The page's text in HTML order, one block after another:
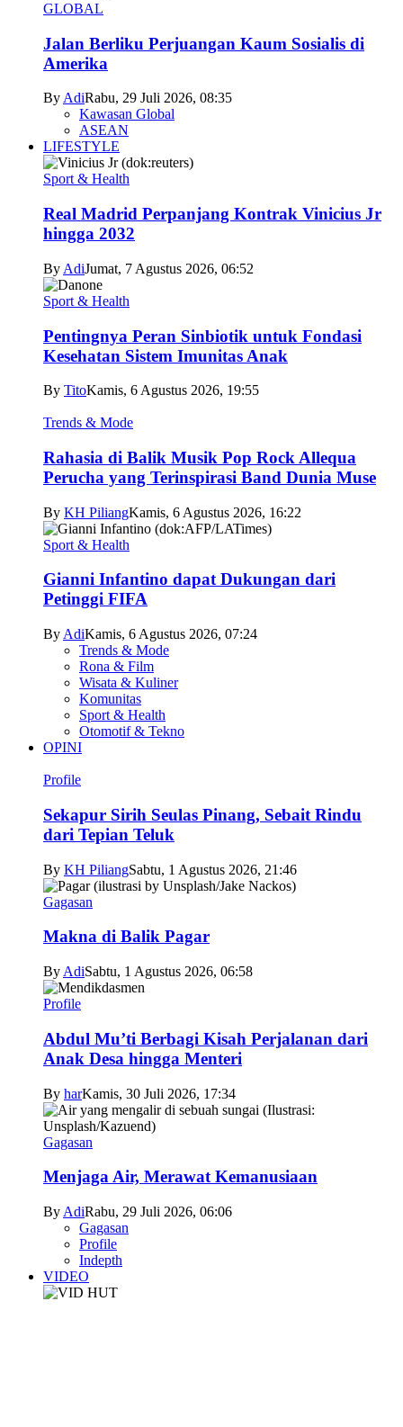
GLOBAL
Jalan Berliku Perjuangan Kaum Sosialis di
Amerika
ByAdiRabu, 29 Juli 2026, 08:35
Kawasan Global
ASEAN
LIFESTYLE
Sport & Health
Real Madrid Perpanjang Kontrak Vinicius Jr
hingga 2032
By AdiJumat, 7 Agustus 2026, 06:52
Sport & Health
Pentingnya Peran Sinbiotik untuk Fondasi
Kesehatan Sistem Imunitas Anak
By TitoKamis, 6 Agustus 2026, 19:55
Trends & Mode
Rahasia di Balik Musik Pop Rock Allequa
Perucha yang Terinspirasi Band Dunia Muse
By KH PiliangKamis, 6 Agustus 2026, 16:22
Sport & Health
Gianni Infantino dapat Dukungan dari
Petinggi FIFA
By AdiKamis, 6 Agustus 2026, 07:24
Trends & Mode
Rona & Film
Wisata & Kuliner
Komunitas
Sport & Health
Otomotif & Tekno
OPINI
Profile
Sekapur Sirih Seulas Pinang, Sebait Rindu
dari Tepian Teluk
By KH PiliangSabtu, 1 Agustus 2026, 21:46
Gagasan
Makna di Balik Pagar
By AdiSabtu, 1 Agustus 2026, 06:58
Profile
Abdul Mu’ti Berbagi Kisah Perjalanan dari
Anak Desa hingga Menteri
By harKamis, 30 Juli 2026, 17:34
Gagasan
Menjaga Air, Merawat Kemanusiaan
By AdiRabu, 29 Juli 2026, 06:06
Gagasan
Profile
Indepth
VIDEO